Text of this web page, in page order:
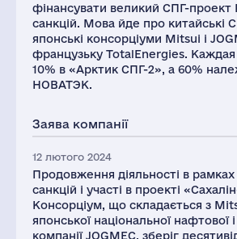
фінансувати великий СПГ-проект
санкцій. Мова йде про китайські
японські консорціуми Mitsui і
французьку TotalEnergies. Каждая
10% в «Арктик СПГ-2», а 60%
НОВАТЭК.
Заява компанії
12 лютого 2024
Продовження діяльності в
санкцій і участі в проекті
Консорціум, що складається з
японської національної нафтової
компанії JOGMEC, зберіг